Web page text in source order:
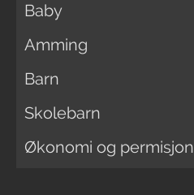
Baby
Amming
Barn
Skolebarn
Økonomi og permisjon